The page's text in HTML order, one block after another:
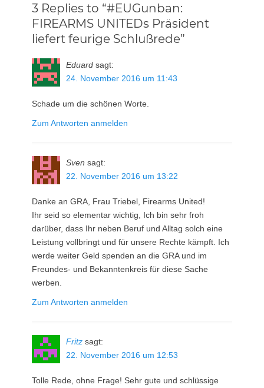
3 Replies to “#EUGunban:
FIREARMS UNITEDs Präsident
liefert feurige Schlußrede”
Eduard sagt:
24. November 2016 um 11:43
Schade um die schönen Worte.
Zum Antworten anmelden
Sven sagt:
22. November 2016 um 13:22
Danke an GRA, Frau Triebel, Firearms United!
Ihr seid so elementar wichtig, Ich bin sehr froh
darüber, dass Ihr neben Beruf und Alltag solch eine
Leistung vollbringt und für unsere Rechte kämpft. Ich
werde weiter Geld spenden an die GRA und im
Freundes- und Bekanntenkreis für diese Sache
werben.
Zum Antworten anmelden
Fritz sagt:
22. November 2016 um 12:53
Tolle Rede, ohne Frage! Sehr gute und schlüssige